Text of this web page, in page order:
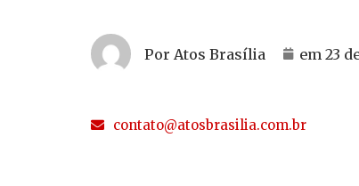
Por Atos Brasília em 23
contato@atosbrasilia.com.br